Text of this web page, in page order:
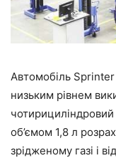
Автомобіль Sprinter
низьким рівнем
об’ємом 1,8 л
зрідженому газі і